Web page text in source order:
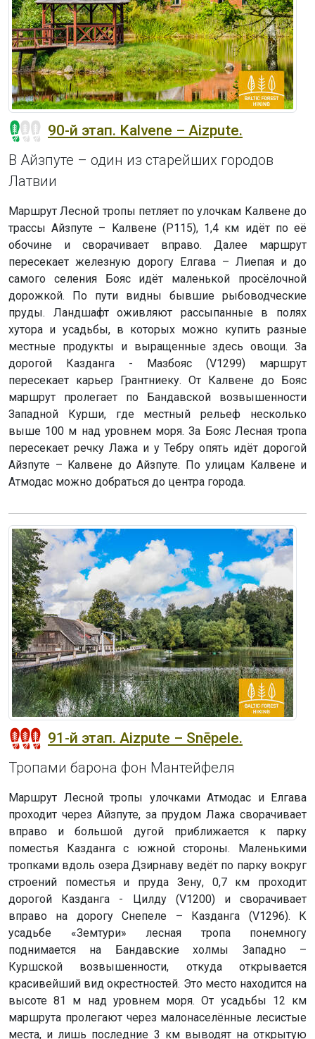
90-й этап. Kalvene – Aizpute.
В Айзпуте – один из старейших городов
Латвии
Маршрут Лесной тропы петляет по улочкам Калвене до
трассы Айзпуте – Kaлвене (P115), 1,4 км идёт по её
обочине и сворачивает вправо. Далее маршрут
пересекает железную дорогу Елгава – Лиепая и до
самого селения Бояс идёт маленькой просёлочной
дорожкой. По пути видны бывшие рыбоводческие
пруды. Ландшафт оживляют рассыпанные в полях
хутора и усадьбы, в которых можно купить разные
местные продукты и выращенные здесь овощи. За
дорогой Казданга - Мазбояс (V1299) маршрут
пересекает карьер Грантниеку. От Калвене до Бояс
маршрут пролегает по Бандавской возвышенности
Западной Курши, где местный рельеф несколько
выше 100 м над уровнем моря. За Бояс Лесная тропа
пересекает речку Лажа и у Тебру опять идёт дорогой
Айзпуте – Kaлвене до Айзпуте. По улицам Kaлвене и
Атмодас можно добраться до центра города.
91-й этап. Aizpute – Snēpele.
Тропами барона фон Мантейфеля
Маршрут Лесной тропы улочками Атмодас и Елгава
проходит через Айзпуте, за прудом Лажа сворачивает
вправо и большой дугой приближается к парку
поместья Казданга с южной стороны. Маленькими
тропками вдоль озера Дзирнаву ведёт по парку вокруг
строений поместья и пруда Зену, 0,7 км проходит
дорогой Казданга - Цилду (V1200) и сворачивает
вправо на дорогу Снепеле – Казданга (V1296). К
усадьбе «Земтури» лесная тропа понемногу
поднимается на Бандавские холмы Западно –
Куршской возвышенности, откуда открывается
красивейший вид окрестностей. Это место находится на
высоте 81 м над уровнем моря. От усадьбы 12 км
маршрута пролегают через малонаселённые лесистые
места, и лишь последние 3 км выводят на открытую